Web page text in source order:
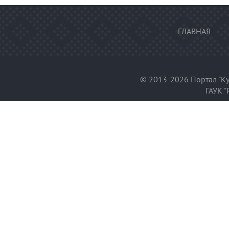
ГЛАВНАЯ
© 2013-2026 Портал
ГАУК